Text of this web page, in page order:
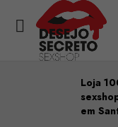

Loja
em